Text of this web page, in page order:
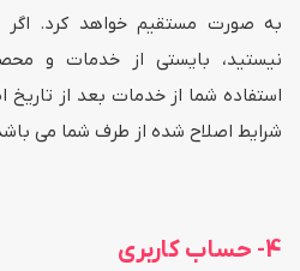
به صورت مستقیم خواهد کرد. اگر
نیستید، بایستی از خدمات و
استفاده شما از خدمات بعد از
شرایط اصلاح شده از طرف شما می
4- حساب کاربری